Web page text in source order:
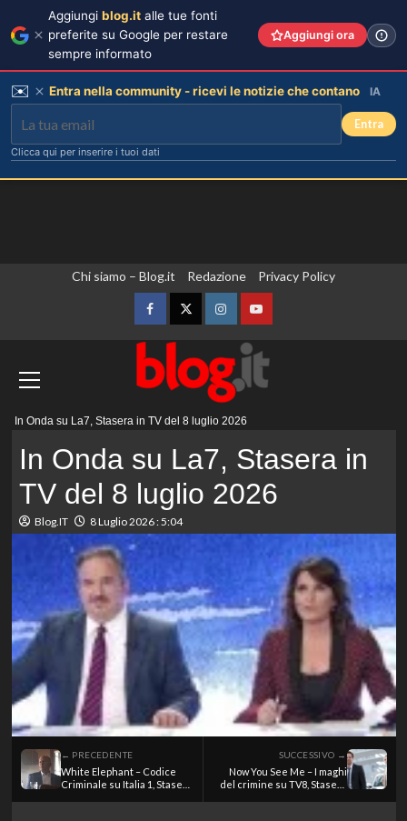
Chi siamo – Blog.it Redazione Privacy Policy
FacebookTwitterInstagramYouTube
In Onda su La7, Stasera in TV del 8 luglio 2026
In Onda su La7, Stasera in
TV del 8 luglio 2026
Blog.IT 8 Luglio 2026 : 5:04
← PRECEDENTE
White Elephant – Codice
Criminale su Italia 1, Stasera
SUCCESSIVO →
Now You See Me – I maghi
del crimine su TV8, Stasera
Aggiungi blog.it alle tue fonti
preferite su Google per restare
sempre informato
Aggiungi ora
✉️ Entra nella community - ricevi le notizie che contano IA
Entra
Clicca qui per inserire i tuoi dati